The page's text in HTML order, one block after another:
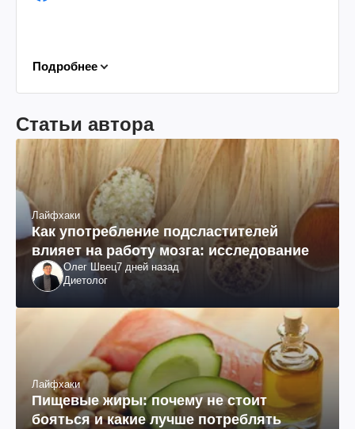
Подробнее
Статьи автора
Лайфхаки
Как употребление подсластителей
влияет на работу мозга: исследование
Олег Швец7 дней назад
Диетолог
Лайфхаки
Пищевые жиры: почему не стоит
бояться и какие лучше потреблять